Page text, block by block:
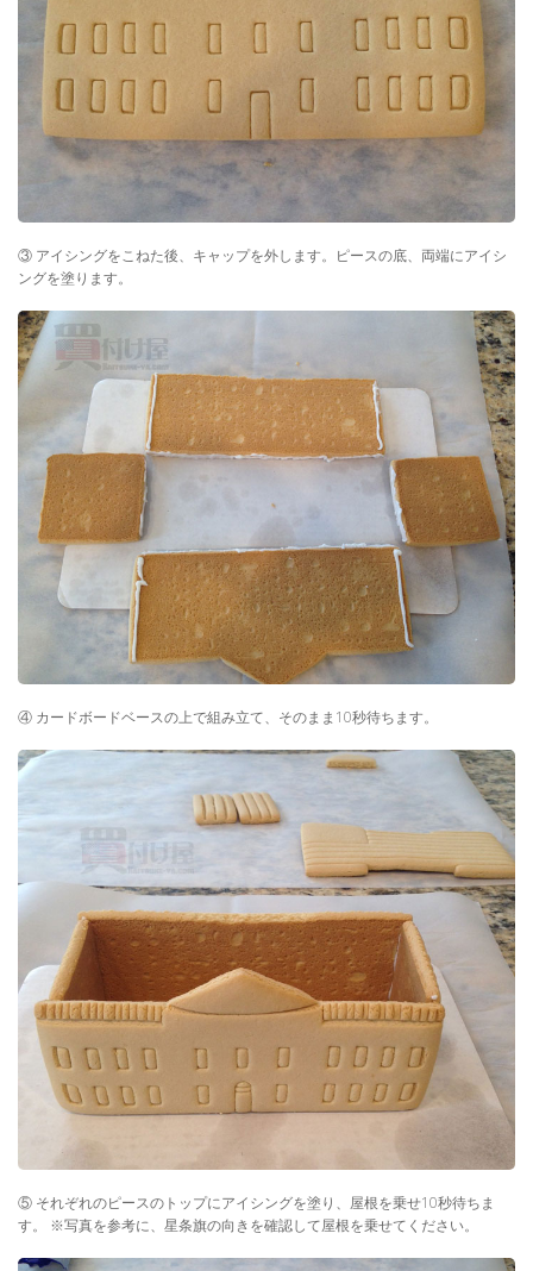
③ アイシングをこねた後、キャップを外します。ピースの底、両端にアイシ
ングを塗ります。
④ カードボードベースの上で組み立て、そのまま10秒待ちます。
⑤ それぞれのピースのトップにアイシングを塗り、屋根を乗せ10秒待ちま
す。 ※写真を参考に、星条旗の向きを確認して屋根を乗せてください。